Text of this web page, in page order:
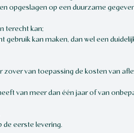
opgeslagen op een duurzame
terecht kan;
kan maken, dan wel een
van toepassing de kosten van
van meer dan één jaar of van
de eerste levering.